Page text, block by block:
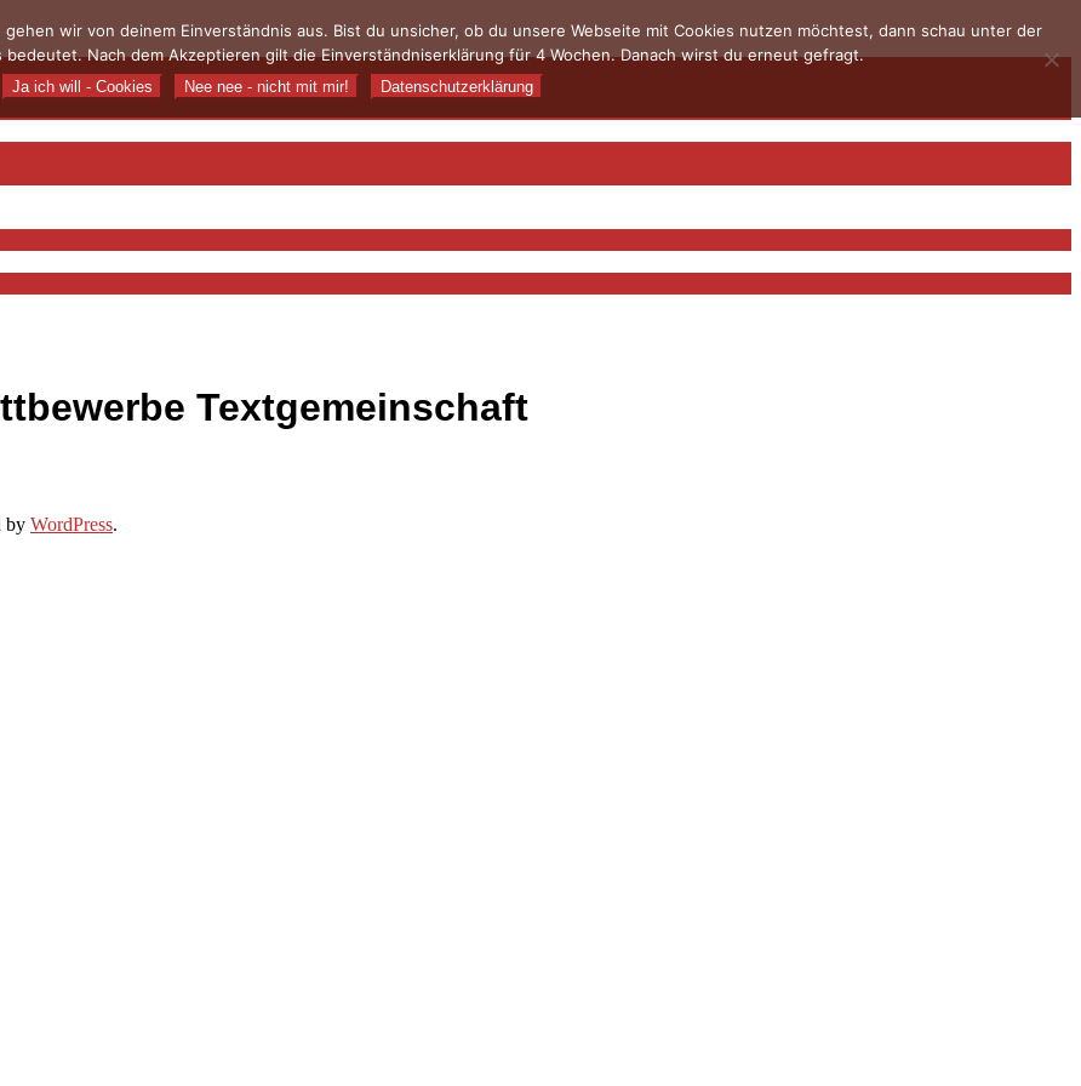
Textgemeinschaft
by WordPress.
wir von deinem Einverständnis aus. Bist du unsicher, ob du unsere Webseite mit Cookies nutzen möchtest, dann schau unter der
Nach dem Akzeptieren gilt die Einverständniserklärung für 4 Wochen. Danach wirst du erneut gefragt.
Ja ich will - Cookies Nee nee - nicht mit mir! Datenschutzerklärung